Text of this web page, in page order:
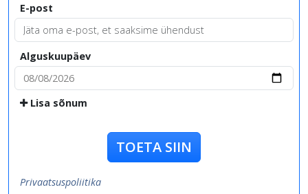
E-post
Alguskuupäev
Lisa sõnum
TOETA SIIN
Privaatsuspoliitika